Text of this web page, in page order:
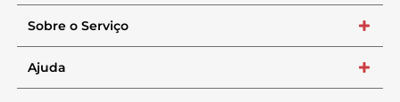
Sobre o Serviço +
Ajuda +